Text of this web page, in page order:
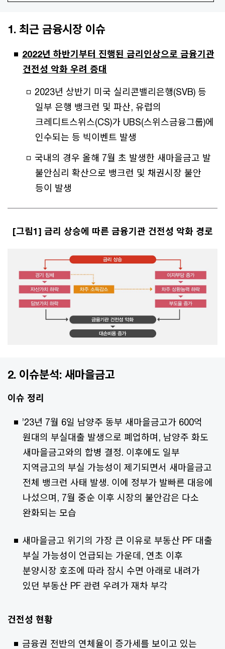
1. 최근 금융시장 이슈
2022년 하반기부터 진행된 금리인상으로 금융기관
건전성 악화 우려 증대
2023년 상반기 미국 실리콘밸리은행(SVB) 등
일부 은행 뱅크런 및 파산, 유럽의
크레디트스위스(CS)가 UBS(스위스금융그룹)에
인수되는 등 빅이벤트 발생
국내의 경우 올해 7월 초 발생한 새마을금고 발
불안심리 확산으로 뱅크런 및 채권시장 불안
등이 발생
[그림1] 금리 상승에 따른 금융기관 건전성 악화 경로
2. 이슈분석: 새마을금고
이슈 정리
’23년 7월 6일 남양주 동부 새마을금고가 600억
원대의 부실대출 발생으로 폐업하며, 남양주 화도
새마을금고와의 합병 결정. 이후에도 일부
지역금고의 부실 가능성이 제기되면서 새마을금고
전체 뱅크런 사태 발생. 이에 정부가 발빠른 대응에
나섰으며, 7월 중순 이후 시장의 불안감은 다소
완화되는 모습
새마을금고 위기의 가장 큰 이유로 부동산 PF 대출
부실 가능성이 언급되는 가운데, 연초 이후
분양시장 호조에 따라 잠시 수면 아래로 내려가
있던 부동산 PF 관련 우려가 재차 부각
건전성 현황
금융권 전반의 연체율이 증가세를 보이고 있는